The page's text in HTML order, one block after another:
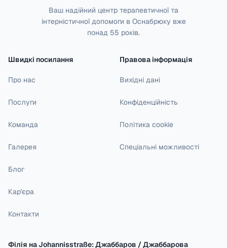
Ваш надійний центр терапевтичної та
інтерністичної допомоги в Оснабрюку вже
понад 55 років.
Швидкі посилання
Про нас
Послуги
Команда
Галерея
Блог
Кар'єра
Контакти
Правова інформація
Вихідні дані
Конфіденційність
Політика cookie
Спеціальні можливості
Філія на Johannisstraße: Джаббаров / Джаббарова